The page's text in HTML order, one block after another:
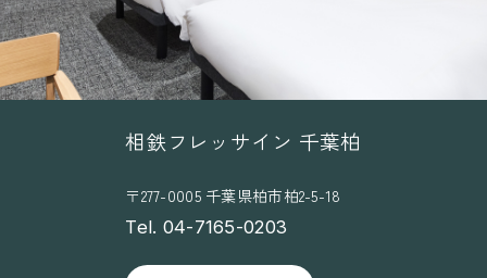
相鉄フレッサイン 千葉柏
〒277-0005 千葉県柏市柏2-5-18
Tel. 04-7165-0203